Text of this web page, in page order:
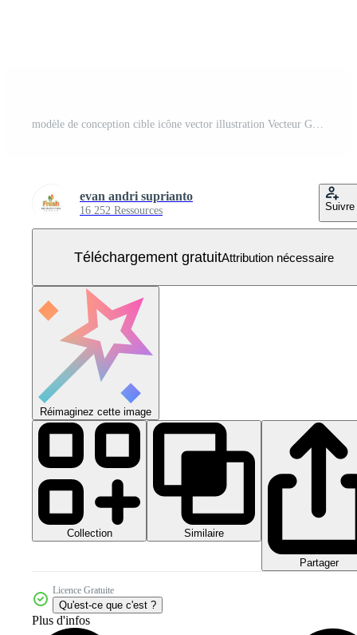
modèle de conception cible icône vector illustration Vecteur Gratuit
evan andri suprianto
16 252 Ressources Suivre
Téléchargement gratuitAttribution nécessaire
Réimaginez cette image
Collection Similaire
Partager
Licence Gratuite
Qu'est-ce que c'est ?
Plus d'infos